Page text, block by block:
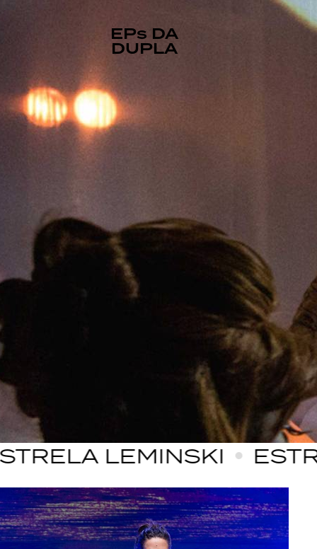
EPs DA
DUPLA
LEMINSKI ESTRELA